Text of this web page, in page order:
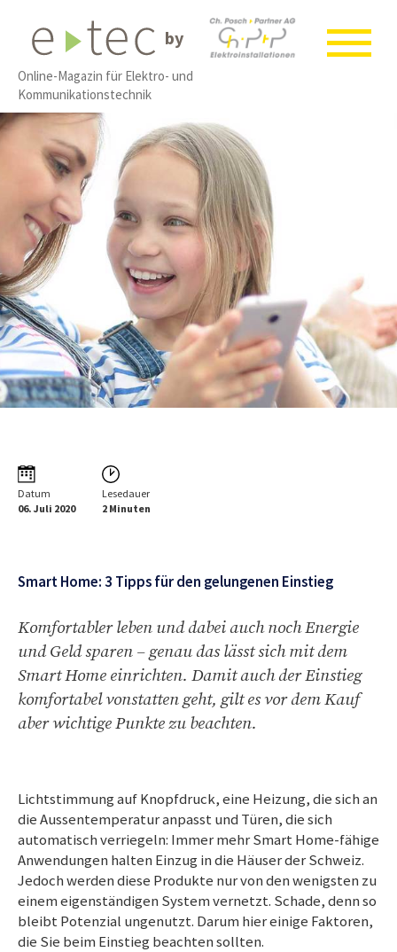
by
Online-Magazin für Elektro- und
Kommunikationstechnik
Datum
06. Juli 2020
Lesedauer
2 Minuten
Smart Home: 3 Tipps für den gelungenen Einstieg
Komfortabler leben und dabei auch noch Energie
und Geld sparen – genau das lässt sich mit dem
Smart Home einrichten. Damit auch der Einstieg
komfortabel vonstatten geht, gilt es vor dem Kauf
aber wichtige Punkte zu beachten.
Lichtstimmung auf Knopfdruck, eine Heizung, die sich an
die Aussentemperatur anpasst und Türen, die sich
automatisch verriegeln: Immer mehr Smart Home-fähige
Anwendungen halten Einzug in die Häuser der Schweiz.
Jedoch werden diese Produkte nur von den wenigsten zu
einem eigenständigen System vernetzt. Schade, denn so
bleibt Potenzial ungenutzt. Darum hier einige Faktoren,
die Sie beim Einstieg beachten sollten.